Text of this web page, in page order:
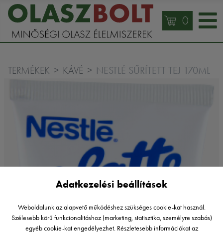
0
TERMÉKEK KÁVÉ NESTLÉ SŰRÍTETT TEJ 170ML
Adatkezelési beállítások
Weboldalunk az alapvető működéshez szükséges cookie-kat használ.
Szélesebb körű funkcionalitáshoz (marketing, statisztika, személyre szabás)
egyéb cookie-kat engedélyezhet. Részletesebb információkat az